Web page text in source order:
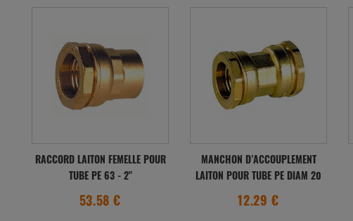
RACCORD LAITON FEMELLE POUR
TUBE PE 63 - 2"
53.58 €
MANCHON D’ACCOUPLEMENT
LAITON POUR TUBE PE DIAM 20
12.29 €